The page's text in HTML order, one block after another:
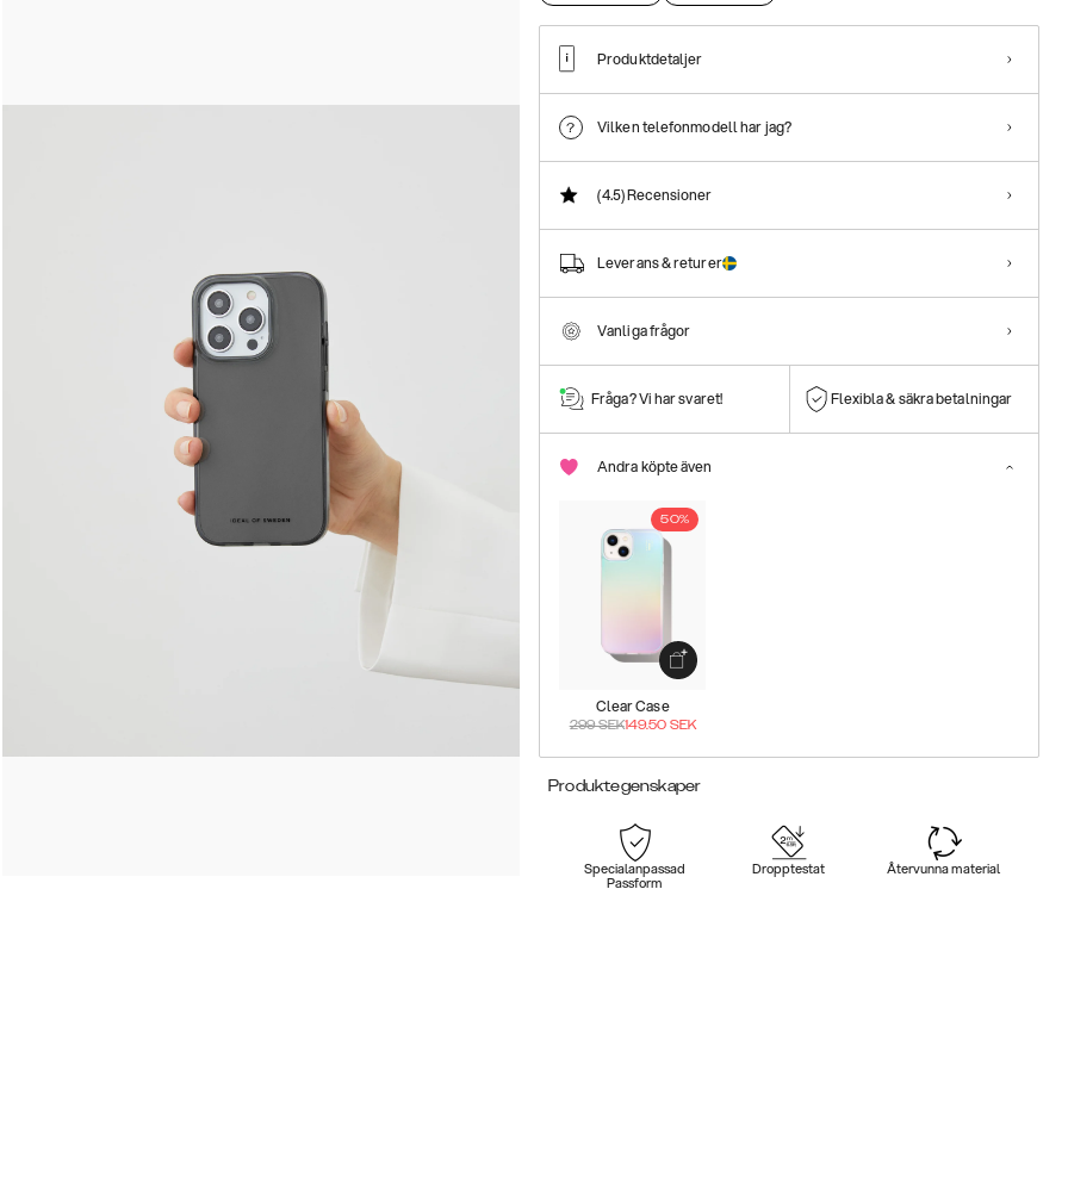
Produktdetaljer
Vilken telefonmodell har jag?
(4.5)Recensioner
Leverans & returer
Vanliga frågor
Fråga? Vi har svaret! Flexibla & säkra betalningar
Andra köpte även
50%
Clear Case
299SEK149.50 SEK
Produktegenskaper
Specialanpassad
Passform
Dropptestat Återvunna material